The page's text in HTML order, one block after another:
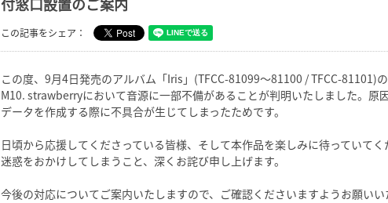
付窓口設置のご案内
この記事をシェア：
この度、9月4日発売のアルバム「Iris」(TFCC-81099〜81100 / TFCC-81101)
M10. strawberryにおいて音源に一部不備があることが判明いたしました。原
データを作成する際に不具合が生じてしまったためです。
日頃から応援してくださっている皆様、そして本作品を楽しみに待っていて
迷惑をおかけしてしまうこと、深くお詫び申し上げます。
今後の対応についてご案内いたしますので、ご確認くださいますようお願いい